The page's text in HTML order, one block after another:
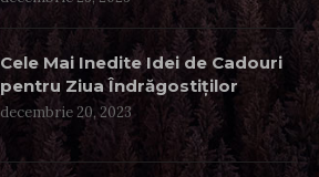
Cele Mai Inedite Idei de Cadouri
pentru Ziua Îndrăgostiților
decembrie 20, 2023